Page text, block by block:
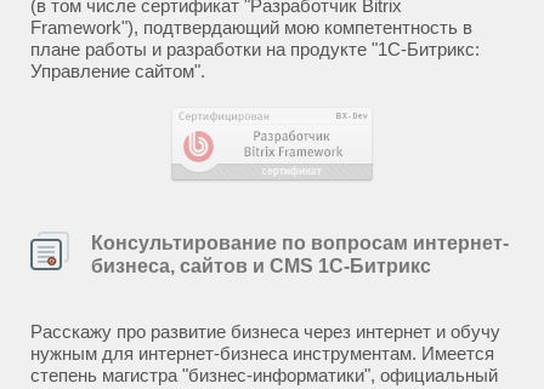
(в том числе сертификат "Разработчик Bitrix
Framework"), подтвердающий мою компетентность в
плане работы и разработки на продукте "1С-Битрикс:
Управление сайтом".
Консультирование по вопросам интернет-
бизнеса, сайтов и CMS 1С-Битрикс
Расскажу про развитие бизнеса через интернет и обучу
нужным для интернет-бизнеса инструментам. Имеется
степень магистра "бизнес-информатики", официальный